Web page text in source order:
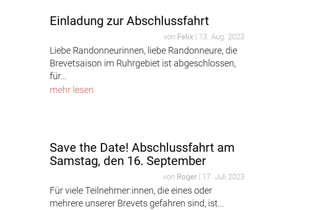
Einladung zur Abschlussfahrt
von Felix| 13. Aug. 2023
Liebe Randonneurinnen, liebe Randonneure, die
Brevetsaison im Ruhrgebiet ist abgeschlossen,
für...
mehr lesen
Save the Date! Abschlussfahrt am
Samstag, den 16. September
von Roger| 17. Juli 2023
Für viele Teilnehmer:innen, die eines oder
mehrere unserer Brevets gefahren sind, ist...